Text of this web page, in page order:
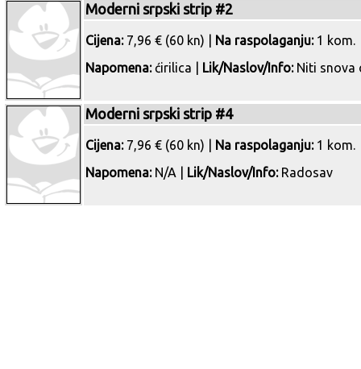
Moderni srpski strip #2
Cijena:7,96 € (60 kn) | Na raspolaganju:1 kom.
Napomena:ćirilica | Lik/Naslov/Info:Niti snova
Moderni srpski strip #4
Cijena:7,96 € (60 kn) | Na raspolaganju:1 kom.
Napomena:N/A | Lik/Naslov/Info:Radosav